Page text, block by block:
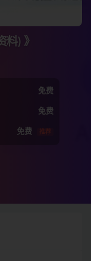
) 》
免费
免费
免费 推荐